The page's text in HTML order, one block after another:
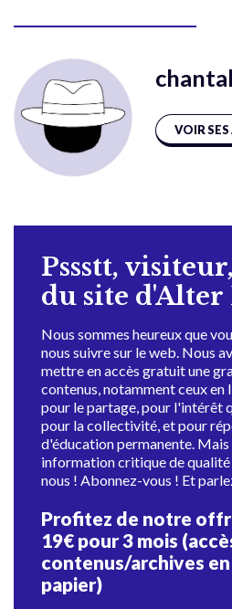
chantal
VOIR SES
Pssstt,
du site d'Alter
Nous sommes heureux que
nous suivre sur le web. Nous
mettre en accès gratuit une
contenus, notamment ceux en
pour le partage, pour l'intérêt
pour la collectivité, et pour
d'éducation permanente.
information critique de qualité
nous ! Abonnez-vous ! Et
Profitez de notre
19€ pour 3 mois
contenus/archives
papier)